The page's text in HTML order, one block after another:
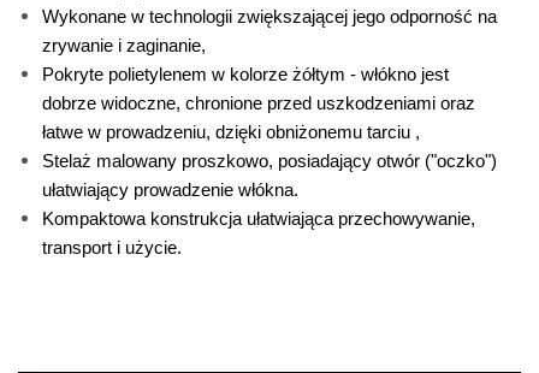
Wykonane w technologii zwiększającej jego odporność na
zrywanie i zaginanie,
Pokryte polietylenem w kolorze żółtym - włókno jest
dobrze widoczne, chronione przed uszkodzeniami oraz
łatwe w prowadzeniu, dzięki obniżonemu tarciu ,
Stelaż malowany proszkowo, posiadający otwór ("oczko")
ułatwiający prowadzenie włókna.
Kompaktowa konstrukcja ułatwiająca przechowywanie,
transport i użycie.